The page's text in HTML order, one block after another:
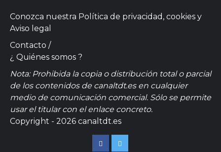
Conozca nuestra Política de privacidad, cookies y
Aviso legal
Contacto /
¿ Quiénes somos ?
Nota: Prohibida la copia o distribución total o parcial
de los contenidos de canaltdt.es en cualquier
medio de comunicación comercial. Sólo se permite
usar el titular con el enlace concreto.
Copyright - 2026 canaltdt.es
FacebookTwitter